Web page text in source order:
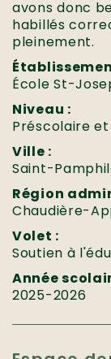
avons donc
habillés
pleinement.
École St-
Niveau :
Préscolaire
Ville :
Saint-
Région
Chaudière-
Volet :
Soutien à
Année
2025-2026